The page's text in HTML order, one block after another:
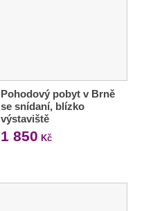
Pohodový pobyt v Brně
se snídaní, blízko
výstaviště
1 850 Kč